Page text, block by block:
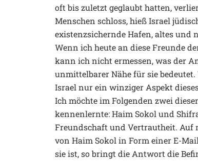
oft bis zuletzt geglaubt hatten,
Menschen schloss, hieß Israel
existenzsichernde Hafen, altes und
Wenn ich heute an diese Freunde
kann ich nicht ermessen, was der
unmittelbarer Nähe für sie
Israel nur ein winziger Aspekt
Ich möchte im Folgenden zwei
kennenlernte: Haim Sokol und
Freundschaft und Vertrautheit. Auf
von Haim Sokol in Form einer E-
sie ist, so bringt die Antwort die